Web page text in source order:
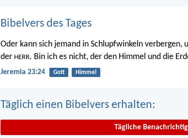
Bibelvers des Tages
Oder kann sich jemand in Schlupfwinkeln verbergen,
der HERR. Bin ich es nicht, der den Himmel und die
Jeremia 23:24 Gott Himmel
Täglich einen Bibelvers erhalten:
Tägliche